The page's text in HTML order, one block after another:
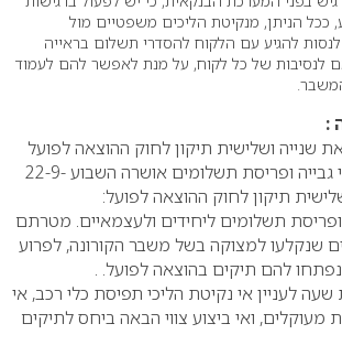
ככל הניתן, מנקיטת הליכים משפטיים מול
להגיע עם הלקוח להסדרי תשלום בראייה
לנסיבות של כל לקוח, על מנת לאפשר להם לעמוד
:
שנייה ושלישית תיקון לחוק ההוצאה לפועל
כמו כן הקפאת הליכי גבייה ופריסת תשלומים אושרה השבוע 22-9-
תשלומים ליחידים ולעצמאיים. מטרתם
שנקלעו למצוקה בשל משבר הקורונה, לפרוע
להם תיקים בהוצאה לפועל. .
שעה לעניין אי נקיטת הליכי תפיסת כלי רכב, אי
מעוקלים, ואי ביצוע צווי הבאה ביחס לתיקים